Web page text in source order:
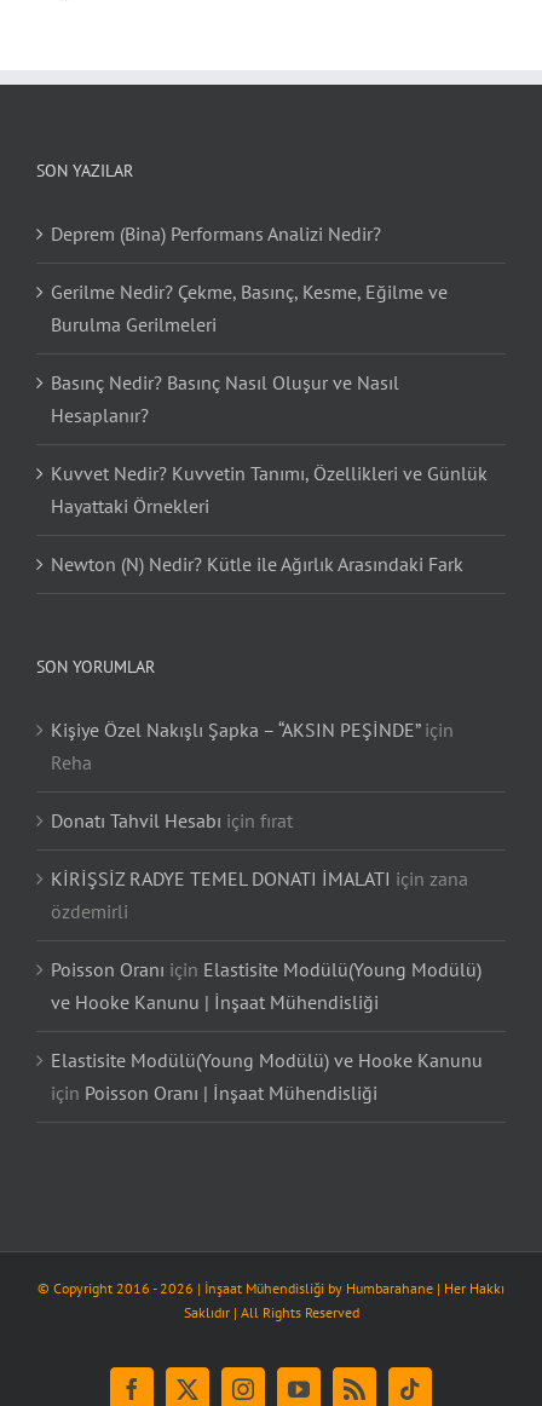
SON YAZILAR
Deprem (Bina) Performans Analizi Nedir?
Gerilme Nedir? Çekme, Basınç, Kesme, Eğilme ve
Burulma Gerilmeleri
Basınç Nedir? Basınç Nasıl Oluşur ve Nasıl
Hesaplanır?
Kuvvet Nedir? Kuvvetin Tanımı, Özellikleri ve Günlük
Hayattaki Örnekleri
Newton (N) Nedir? Kütle ile Ağırlık Arasındaki Fark
SON YORUMLAR
Kişiye Özel Nakışlı Şapka – “AKSIN PEŞİNDE”için
Reha
Donatı Tahvil Hesabı için fırat
KİRİŞSİZ RADYE TEMEL DONATI İMALATI için zana
özdemirli
Poisson Oranı için Elastisite Modülü(Young Modülü)
ve Hooke Kanunu | İnşaat Mühendisliği
Elastisite Modülü(Young Modülü) ve Hooke Kanunu
için Poisson Oranı | İnşaat Mühendisliği
© Copyright 2016 -2026 | İnşaat Mühendisliği by Humbarahane | Her Hakkı
Saklıdır | All Rights Reserved
Facebook
X InstagramYouTubeRss Tiktok